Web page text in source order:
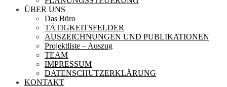
ÜBER UNS
Das Büro
TÄTIGKEITSFELDER
AUSZEICHNUNGEN UND PUBLIKATIONEN
Projektliste – Auszug
TEAM
IMPRESSUM
DATENSCHUTZERKLÄRUNG
KONTAKT